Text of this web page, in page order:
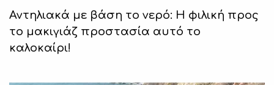
Αντηλιακά με βάση το νερό: Η φιλική προς
το μακιγιάζ προστασία αυτό το
καλοκαίρι!